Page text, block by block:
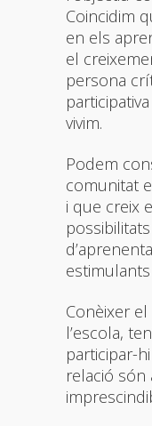
Coincidim
en els
el
persona
vivim.
Podem
comunitat
i que creix
Conèixer
l’escola,
participar-
relació són